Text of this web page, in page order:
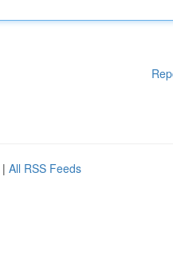
| All RSS Feeds